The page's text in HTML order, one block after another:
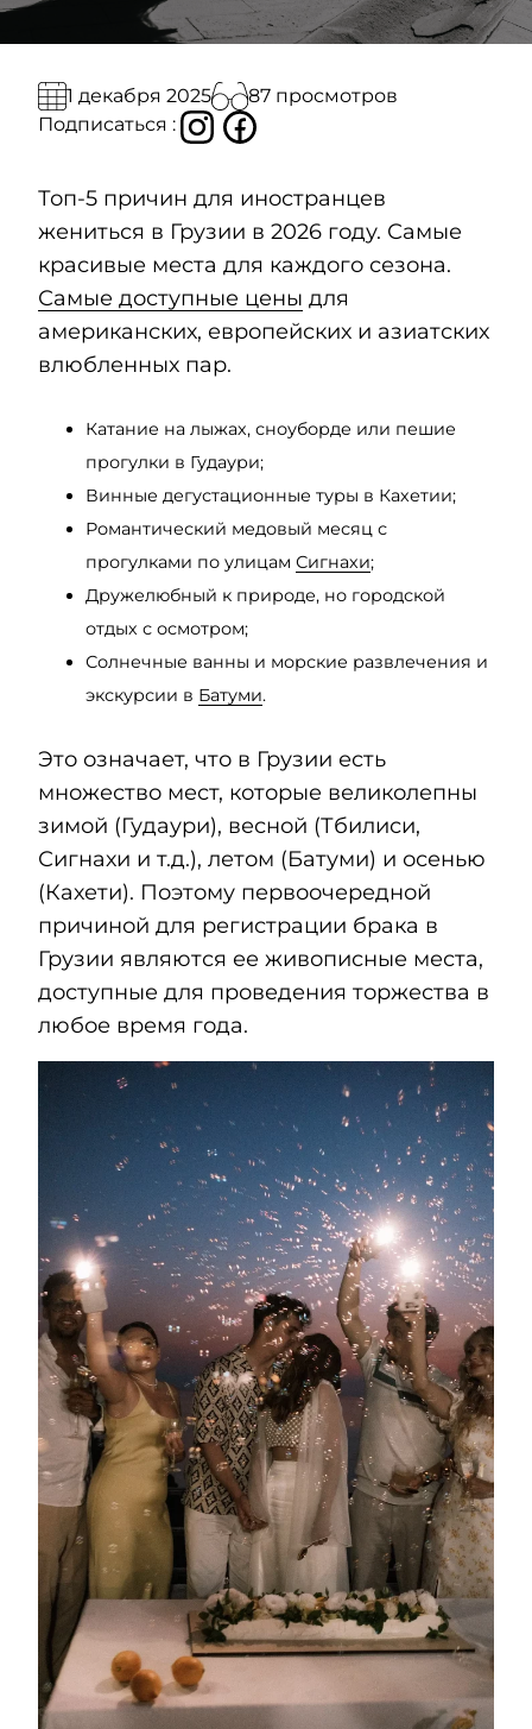
1 декабря 2025
87 просмотров
Подписаться :
Топ-5 причин для иностранцев
жениться в Грузии в 2026 году. Самые
красивые места для каждого сезона.
Самые доступные цены для
американских, европейских и азиатских
влюбленных пар.
Катание на лыжах, сноуборде или пешие
прогулки в Гудаури;
Винные дегустационные туры в Кахетии;
Романтический медовый месяц с
прогулками по улицам Сигнахи;
Дружелюбный к природе, но городской
отдых с осмотром;
Солнечные ванны и морские развлечения и
экскурсии в Батуми.
Это означает, что в Грузии есть
множество мест, которые великолепны
зимой (Гудаури), весной (Тбилиси,
Сигнахи и т.д.), летом (Батуми) и осенью
(Кахети). Поэтому первоочередной
причиной для регистрации брака в
Грузии являются ее живописные места,
доступные для проведения торжества в
любое время года.